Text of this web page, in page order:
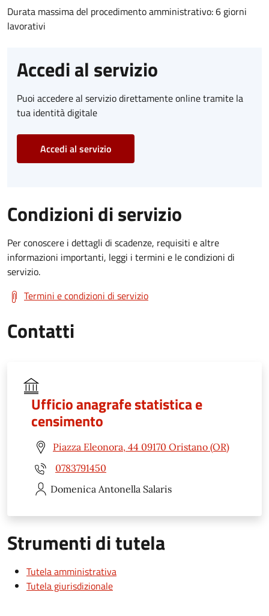
Durata massima del procedimento amministrativo: 6 giorni
lavorativi
Accedi al servizio
Puoi accedere al servizio direttamente online tramite la
tua identità digitale
Accedi al servizio
Condizioni di servizio
Per conoscere i dettagli di scadenze, requisiti e altre
informazioni importanti, leggi i termini e le condizioni di
servizio.
Termini e condizioni di servizio
Contatti
Ufficio anagrafe statistica e
censimento
Piazza Eleonora, 44 09170 Oristano (OR)
0783791450
Domenica Antonella Salaris
Strumenti di tutela
Tutela amministrativa
Tutela giurisdizionale